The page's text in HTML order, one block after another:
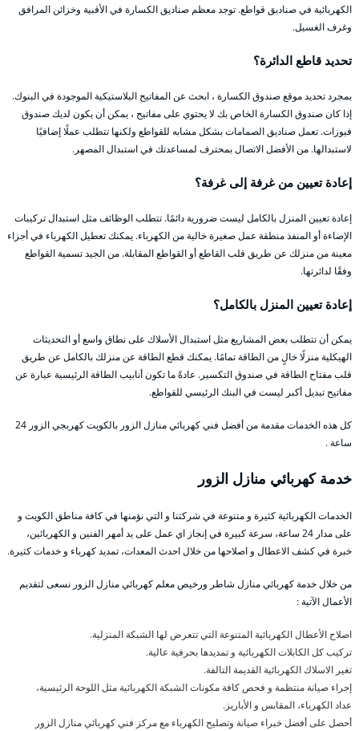
الكهربائية في صناديق قواطع. توجد معظم صناديق الكسارة في الأقبية وخزائن المرافق
وغرف الغسيل.
تحديد قاطع الدائرة؟
بمجرد تحديد موقع صندوق الكسارة ، ابحث عن المفاتيح البلاستيكية الموجودة في البنوك.
إذا كان صندوق الكسارة الخاص بك لا يحتوي على مفاتيح ، يمكن أن يكون لديك صندوق
فيوزات. تعمل صناديق الصمامات بشكل مشابه للقواطع ولكنها تتطلب عملًا إضافيًا
لاستبدالها. من الأفضل الاتصال بمحترف لمساعدتك في استبدال المصهر.
إعادة تعيين من غرفة إلى غرفة؟
إعادة تعيين المنزل بالكامل ليست ضرورية دائمًا. تتطلب الوظائف مثل استبدال تركيبات
الإضاءة أو المنفذ منطقة عمل صغيرة خالية من الكهرباء. يمكنك تعطيل الكهرباء في أجزاء
معينة من منزلك عن طريق قلب القاطع أو القواطع المقابلة. من الجيد تسمية القواطع
وفقًا لدائرتها.
إعادة تعيين المنزل بالكامل؟
يمكن أن تتطلب بعض المشاريع مثل استبدال الأسلاك على نطاق واسع أو التحديثات
الهيكلية منزلًا خالٍ من الطاقة تمامًا. يمكنك قطع الطاقة عن منزلك بالكامل عن طريق
قلب مفتاح الطاقة في صندوق التكسير. عادةً ما تكون أنابيب الطاقة الرئيسية عبارة عن
مفاتيح تبديل أكبر ليست في البنك الرئيسي للقواطع.
كل هذه الخدمات مقدمة من أفضل فني كهربائي منازل الزور بالكويت كهربجي الزور 24
ساعة .
خدمة كهربائي منازل الزور
الخدمات الكهربائية كثيرة و متنوعة في شركتنا و التي نؤمنها في كافة مناطق الكويت و
على مدار 24 ساعة، سرعة كبيرة في إنجاز اي عمل على يد أمهر الفنين و الكهربائين،
خبرة في كشف الاعطال و اصلاحها من خلال احدث المعدات، تمديد كهرباء و خدمات كثيرة.
من خلال خدمة كهربائي منازل شاطر ورخيص معلم كهربائي منازل الزور نسعى لتقديم
الأعمال الآتية :
اصلاح الأعطال الكهربائية المتنوعة التي تتعرض لها الشبكة المنزلية.
تركيب كل الكابلات الكهربائية و تمديدها بحرفية عالية.
تغير الاسلاك الكهربائية القديمة التالفة.
إجراء صيانة منتظمة و فحص كافة مكونات الشبكة الكهربائية مثل اللوحة الرئيسية،
عداد الكهرباء، المقابس و الأباريز.
أحصل على أفضل خبراء صيانة وتصليح الكهرباء مع مركز فني كهربائي منازل الزور